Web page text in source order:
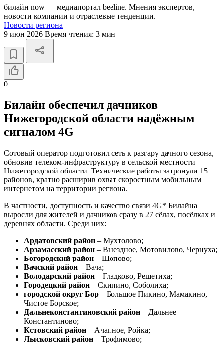
билайн now — медиапортал beeline. Мнения экспертов,
новости компании и отраслевые тенденции.
Новости региона
9 июн 2026 Время чтения: 3 мин
0
Билайн обеспечил дачников
Нижегородской области надёжным
сигналом 4G
Сотовый оператор подготовил сеть к разгару дачного сезона,
обновив телеком-инфраструктуру в сельской местности
Нижегородской области. Технические работы затронули 15
районов, кратно расширив охват скоростным мобильным
интернетом на территории региона.
В частности, доступность и качество связи 4G* Билайна
выросли для жителей и дачников сразу в 27 сёлах, посёлках и
деревнях области. Среди них:
Ардатовский район – Мухтолово;
Арзамасский район – Выездное, Мотовилово, Чернуха;
Богородский район – Шопово;
Вачский район – Вача;
Володарский район – Гладково, Решетиха;
Городецкий район – Скипино, Соболиха;
городской округ Бор – Большое Пикино, Мамакино,
Чистое Борское;
Дальнеконстантиновский район – Дальнее
Константиново;
Кстовский район – Ачапное, Ройка;
Лысковский район – Трофимово;